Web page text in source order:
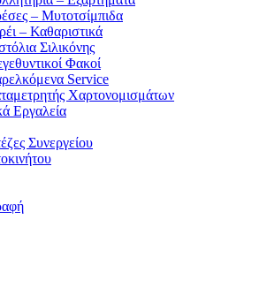
– Μυτοτσίμπιδα
– Καθαριστικά
Σιλικόνης
Φακοί
Service
Χαρτονομισμάτων
Εργαλεία
Συνεργείου